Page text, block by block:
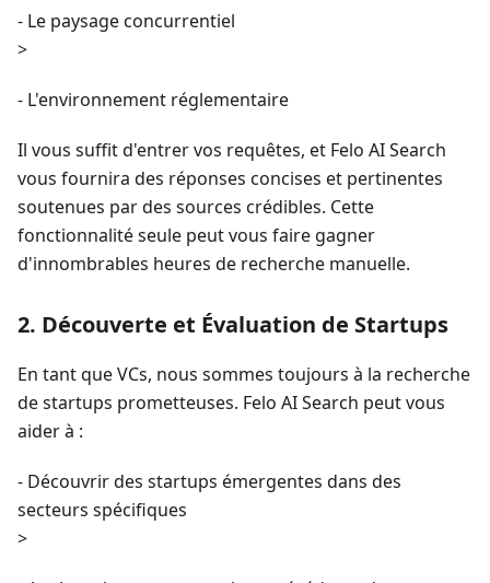
- Le paysage concurrentiel
>
- L'environnement réglementaire
Il vous suffit d'entrer vos requêtes, et Felo AI Search
vous fournira des réponses concises et pertinentes
soutenues par des sources crédibles. Cette
fonctionnalité seule peut vous faire gagner
d'innombrables heures de recherche manuelle.
2. Découverte et Évaluation de Startups
En tant que VCs, nous sommes toujours à la recherche
de startups prometteuses. Felo AI Search peut vous
aider à :
- Découvrir des startups émergentes dans des
secteurs spécifiques
>